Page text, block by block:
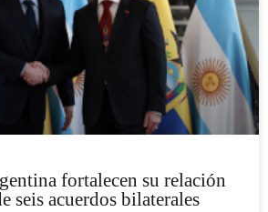
fortalecen su relación
seis acuerdos bilaterales